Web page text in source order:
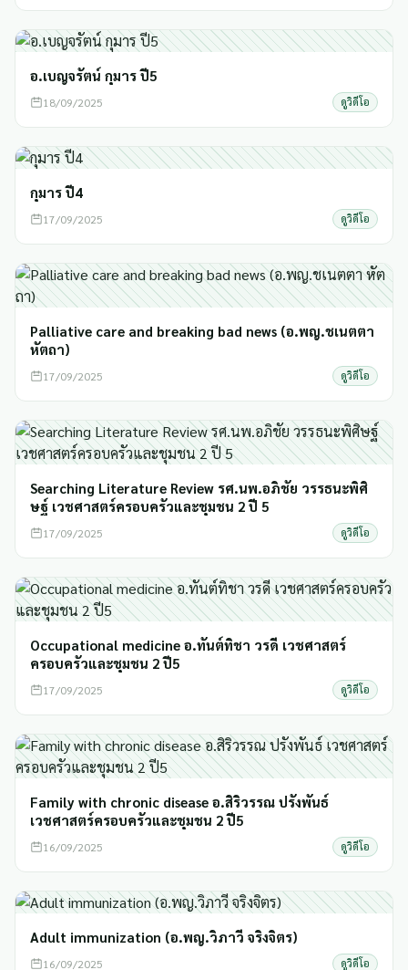
อ.เบญจรัตน์ กุมาร ปี5
18/09/2025 ดูวิดีโอ
กุมาร ปี4
17/09/2025 ดูวิดีโอ
Palliative care and breaking bad news (อ.พญ.ชเนตตา
หัตถา)
17/09/2025 ดูวิดีโอ
Searching Literature Review รศ.นพ.อภิชัย วรรธนะพิศิ
ษฐ์ เวชศาสตร์ครอบครัวและชุมชน 2 ปี 5
17/09/2025 ดูวิดีโอ
Occupational medicine อ.ทันต์ทิชา วรดี เวชศาสตร์
ครอบครัวและชุมชน 2 ปี5
17/09/2025 ดูวิดีโอ
Family with chronic disease อ.สิริวรรณ ปรังพันธ์
เวชศาสตร์ครอบครัวและชุมชน 2 ปี5
16/09/2025 ดูวิดีโอ
Adult immunization (อ.พญ.วิภาวี จริงจิตร)
16/09/2025 ดูวิดีโอ